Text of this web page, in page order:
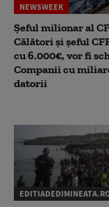
NEWSWEEK
Șeful milionar al
Călători și șeful
cu 6.000€, vor fi
Companii cu
datorii